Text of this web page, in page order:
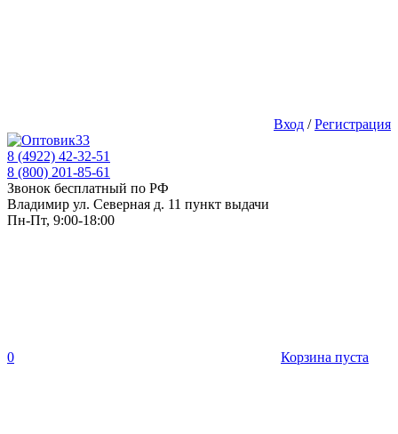
Вход /Регистрация
8 (4922) 42-32-51
8 (800) 201-85-61
Звонок бесплатный по РФ
Владимир ул. Северная д. 11 пункт выдачи
Пн-Пт, 9:00-18:00
0 Корзина пуста